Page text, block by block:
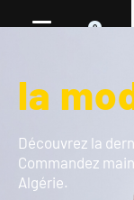
0
la
Découvrez la
Commandez
Algérie.